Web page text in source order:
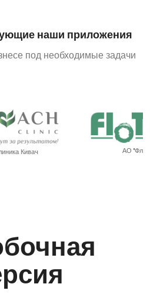
наши приложения
под необходимые задачи